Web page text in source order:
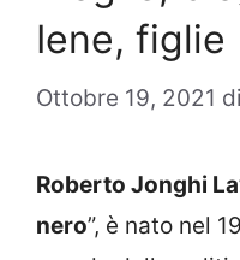
Iene, figlie
Ottobre 19, 2021 di
Roberto Jonghi
nero”, è nato nel